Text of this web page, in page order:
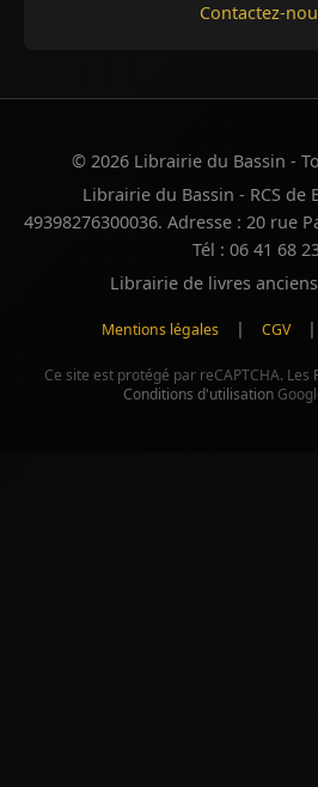
Contactez-
© 2026 Librairie du Bassin -
Librairie du Bassin - RCS de
49398276300036. Adresse : 20 rue
Tél : 06 41 68
Librairie de livres
Mentions légales | CGV |
Ce site est protégé par reCAPTCHA. Les
Conditions d'utilisation